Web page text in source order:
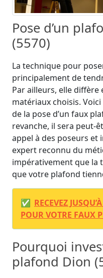
Pose d’un
(5570)
La technique pour
principalement de
Par ailleurs, elle
matériaux choisis.
de la pose d’un faux
revanche, il sera peut-
appel à des poseurs et
expert reconnu du
impérativement que la
que votre plafond
✅ RECEVEZ
POUR VOTRE FAUX
Pourquoi
plafond Dion